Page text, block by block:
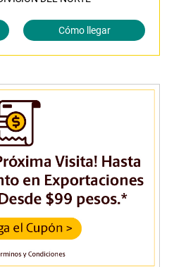
Cómo llegar